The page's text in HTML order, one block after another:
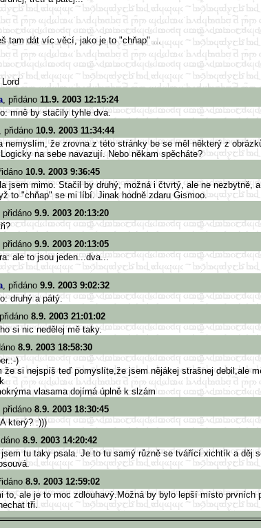
tam dát víc věcí, jako je to "chňap" ...
, přidáno 11.9. 2003 12:15:24
mně by stačily tyhle dva.
, přidáno 10.9. 2003 11:34:44
nemyslím, že zrovna z této stránky be se měl některý z
na sebe navazují. Nebo někam spěcháte?
10.9. 2003 9:36:45
jsem mimo. Stačil by druhý, možná i čtvrtý, ale ne nezbytně, a
to "chňap" se mi líbí. Jinak hodně zdaru Gismoo.
přidáno 9.9. 2003 20:13:20
přidáno 9.9. 2003 20:13:05
ale to jsou jeden...dva...
, přidáno 9.9. 2003 9:02:32
druhý a pátý.
8.9. 2003 21:01:02
si nic nedělej mě taky.
8.9. 2003 18:58:30
)
že si nejspíš teď pomyslíte,že jsem nějákej strašnej debil,ale
vlasama dojímá úplně k slzám
přidáno 8.9. 2003 18:30:45
který? :)))
8.9. 2003 14:20:42
tu taky psala. Je to tu samý různě se tvářící xichtík a děj
8.9. 2003 12:59:02
to, ale je to moc zdlouhavý.Možná by bylo lepší místo prvních
tři.